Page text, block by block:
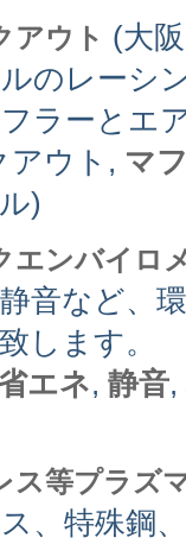
アウト (大
のレーシ
ラーとエ
アウト, マ
)
エンバイロ
音など、
します。
エネ, 静音,
ス等プラズ
、特殊鋼